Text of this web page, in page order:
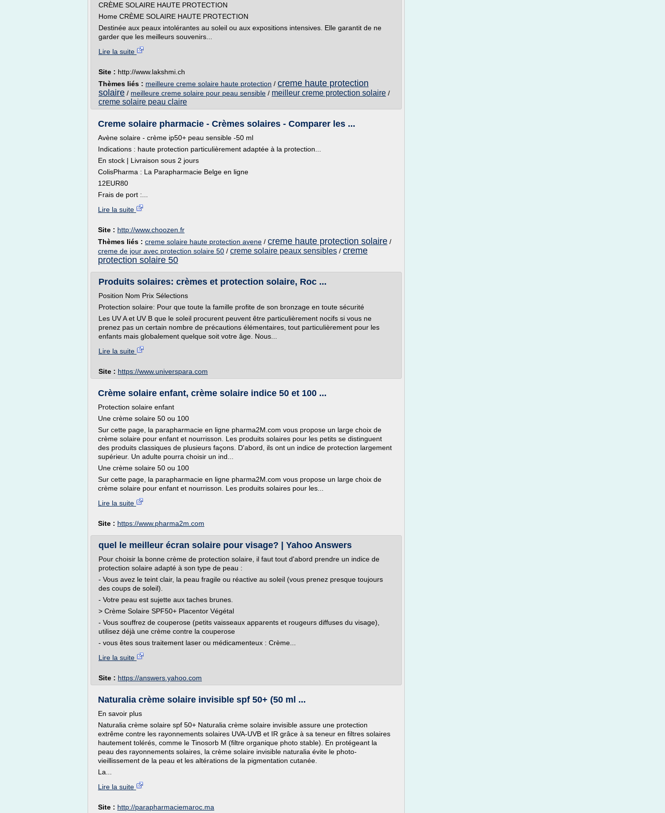
CRÈME SOLAIRE HAUTE PROTECTION
Home CRÈME SOLAIRE HAUTE PROTECTION
Destinée aux peaux intolérantes au soleil ou aux expositions intensives. Elle garantit de ne
garder que les meilleurs souvenirs...
Lire la suite
Site : http://www.lakshmi.ch
Thèmes liés : meilleure creme solaire haute protection / creme haute protection
solaire / meilleure creme solaire pour peau sensible / meilleur creme protection solaire /
creme solaire peau claire
Creme solaire pharmacie - Crèmes solaires - Comparer les ...
Avène solaire - crème ip50+ peau sensible -50 ml
Indications : haute protection particulièrement adaptée à la protection...
En stock | Livraison sous 2 jours
ColisPharma : La Parapharmacie Belge en ligne
12EUR80
Frais de port :...
Lire la suite
Site : http://www.choozen.fr
Thèmes liés : creme solaire haute protection avene / creme haute protection solaire /
creme de jour avec protection solaire 50 / creme solaire peaux sensibles / creme
protection solaire 50
Produits solaires: crèmes et protection solaire, Roc ...
Position Nom Prix Sélections
Protection solaire: Pour que toute la famille profite de son bronzage en toute sécurité
Les UV A et UV B que le soleil procurent peuvent être particulièrement nocifs si vous ne
prenez pas un certain nombre de précautions élémentaires, tout particulièrement pour les
enfants mais globalement quelque soit votre âge. Nous...
Lire la suite
Site : https://www.universpara.com
Crème solaire enfant, crème solaire indice 50 et 100 ...
Protection solaire enfant
Une crème solaire 50 ou 100
Sur cette page, la parapharmacie en ligne pharma2M.com vous propose un large choix de
crème solaire pour enfant et nourrisson. Les produits solaires pour les petits se distinguent
des produits classiques de plusieurs façons. D'abord, ils ont un indice de protection largement
supérieur. Un adulte pourra choisir un ind...
Une crème solaire 50 ou 100
Sur cette page, la parapharmacie en ligne pharma2M.com vous propose un large choix de
crème solaire pour enfant et nourrisson. Les produits solaires pour les...
Lire la suite
Site : https://www.pharma2m.com
quel le meilleur écran solaire pour visage? | Yahoo Answers
Pour choisir la bonne crème de protection solaire, il faut tout d'abord prendre un indice de
protection solaire adapté à son type de peau :
- Vous avez le teint clair, la peau fragile ou réactive au soleil (vous prenez presque toujours
des coups de soleil).
- Votre peau est sujette aux taches brunes.
> Crème Solaire SPF50+ Placentor Végétal
- Vous souffrez de couperose (petits vaisseaux apparents et rougeurs diffuses du visage),
utilisez déjà une crème contre la couperose
- vous êtes sous traitement laser ou médicamenteux : Crème...
Lire la suite
Site : https://answers.yahoo.com
Naturalia crème solaire invisible spf 50+ (50 ml ...
En savoir plus
Naturalia crème solaire spf 50+ Naturalia crème solaire invisible assure une protection
extrême contre les rayonnements solaires UVA-UVB et IR grâce à sa teneur en filtres solaires
hautement tolérés, comme le Tinosorb M (filtre organique photo stable). En protégeant la
peau des rayonnements solaires, la crème solaire invisible naturalia évite le photo-
vieillissement de la peau et les altérations de la pigmentation cutanée.
La...
Lire la suite
Site : http://parapharmaciemaroc.ma